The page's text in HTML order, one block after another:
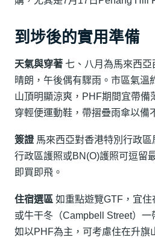
到埗後的實用準備
天氣與穿著 七、八月為馬來西
晴朗，午後偶有驟雨。市區氣
山頂明顯涼爽，PHF期間宜帶備
穿輕便運動鞋，帶摺疊雨傘以備
簽證 馬來西亞對香港特別行政
行政區護照或BN(O)護照可逗留
即買即飛。
住宿選區 如重點遊覽GTF，宜
或牛干冬（Campbell Street）
如以PHF為主，可考慮住在升旗